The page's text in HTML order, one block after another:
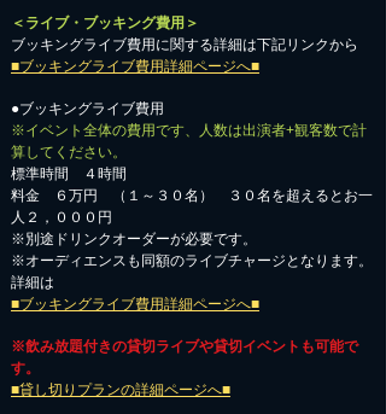
＜ライブ・ブッキング費用＞
ブッキングライブ費用に関する詳細は下記リンクから
■ブッキングライブ費用詳細ページへ■
●ブッキングライブ費用
※イベント全体の費用です、人数は出演者+観客数で計
算してください。
標準時間 ４時間
料金 ６万円 （１～３０名） ３０名を超えるとお一
人２，０００円
※別途ドリンクオーダーが必要です。
※オーディエンスも同額のライブチャージとなります。
詳細は
■ブッキングライブ費用詳細ページへ■
※飲み放題付きの貸切ライブや貸切イベントも可能で
す。
■貸し切りプランの詳細ページへ■